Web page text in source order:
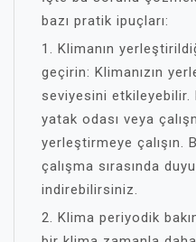
bazı pratik ipuçları:
1. Klimanın
geçirin: Klimanızın
seviyesini etkileyebilir.
yatak odası veya
yerleştirmeye çalışın.
çalışma sırasında
indirebilirsiniz.
2. Klima periyodik